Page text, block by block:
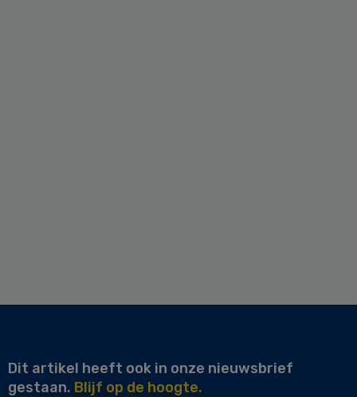
Dit artikel heeft ook in onze nieuwsbrief
gestaan. Blijf op de hoogte.